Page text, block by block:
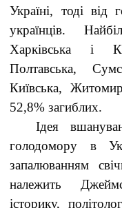
Україні, тоді від
українців.
Харківська і
Полтавська,
Київська,
52,8% загиблих.
Ідея
голодомору в
запалюванням
належить
історику,